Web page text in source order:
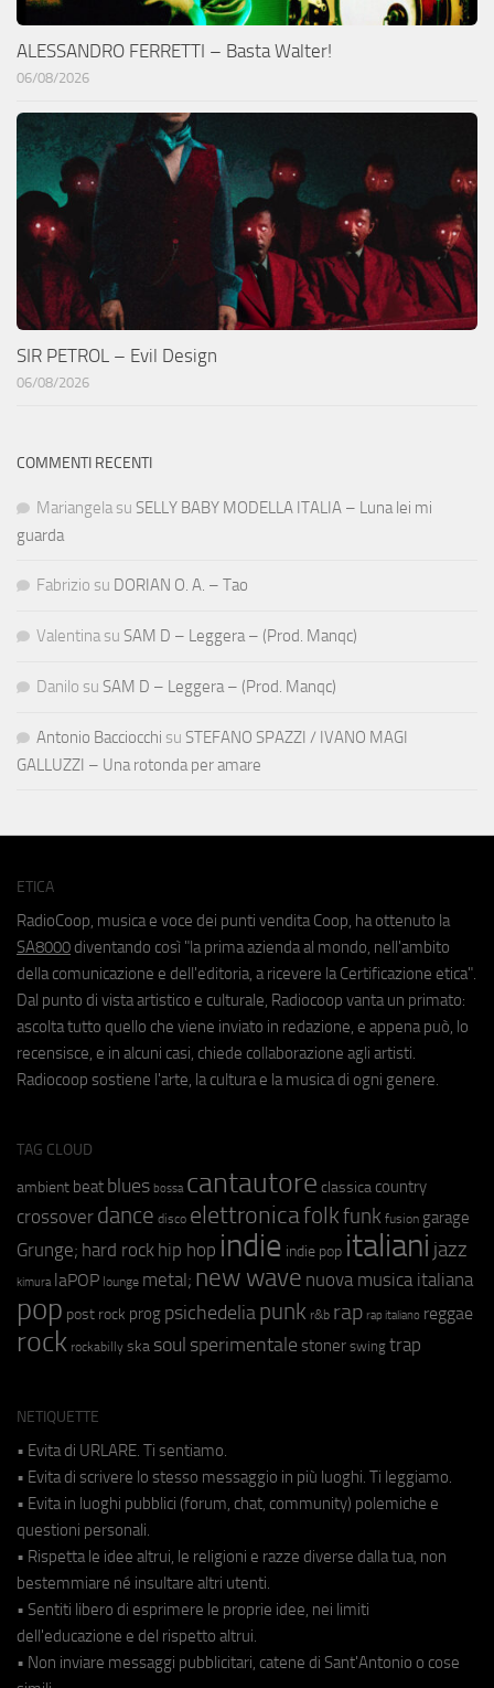
ALESSANDRO FERRETTI – Basta Walter!
06/08/2026
SIR PETROL – Evil Design
06/08/2026
COMMENTI RECENTI
Mariangela su SELLY BABY MODELLA ITALIA – Luna lei mi
guarda
Fabrizio su DORIAN O. A. – Tao
Valentina su SAM D – Leggera – (Prod. Manqc)
Danilo su SAM D – Leggera – (Prod. Manqc)
Antonio Bacciocchi su STEFANO SPAZZI / IVANO MAGI
GALLUZZI – Una rotonda per amare
ETICA
RadioCoop, musica e voce dei punti vendita Coop, ha ottenuto la
SA8000 diventando così "la prima azienda al mondo, nell'ambito
della comunicazione e dell'editoria, a ricevere la Certificazione etica".
Dal punto di vista artistico e culturale, Radiocoop vanta un primato:
ascolta tutto quello che viene inviato in redazione, e appena può, lo
recensisce, e in alcuni casi, chiede collaborazione agli artisti.
Radiocoop sostiene l'arte, la cultura e la musica di ogni genere.
TAG CLOUD
ambient beat blues bossa cantautore classica country
crossover dance disco elettronicafolkfunk fusion garage
Grunge; hard rock hip hop indie indie pop italiani jazz
kimura laPOP lounge metal; new wave nuova musica italiana
pop post rock prog psichedeliapunk r&b rap rap italiano reggae
rock rockabilly ska soul sperimentale stoner swing trap
NETIQUETTE
• Evita di URLARE. Ti sentiamo.
• Evita di scrivere lo stesso messaggio in più luoghi. Ti leggiamo.
• Evita in luoghi pubblici (forum, chat, community) polemiche e
questioni personali.
• Rispetta le idee altrui, le religioni e razze diverse dalla tua, non
bestemmiare né insultare altri utenti.
• Sentiti libero di esprimere le proprie idee, nei limiti
dell'educazione e del rispetto altrui.
• Non inviare messaggi pubblicitari, catene di Sant'Antonio o cose